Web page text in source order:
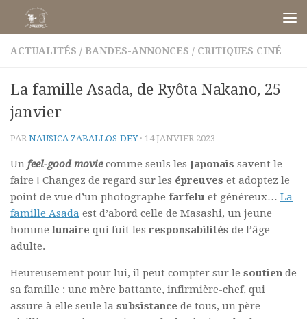
Skip to content
ACTUALITÉS / BANDES-ANNONCES / CRITIQUES CINÉ
La famille Asada, de Ryôta Nakano, 25
janvier
PAR NAUSICA ZABALLOS-DEY · 14 JANVIER 2023
Un feel-good moviecomme seuls les Japonais savent le
faire ! Changez de regard sur les épreuves et adoptez le
point de vue d’un photographe farfelu et généreux… La
famille Asada est d’abord celle de Masashi, un jeune
hommelunaire qui fuit lesresponsabilités de l’âge
adulte.
Heureusement pour lui, il peut compter sur le soutien de
sa famille : une mère battante, infirmière-chef, qui
assure à elle seule la subsistance de tous, un père